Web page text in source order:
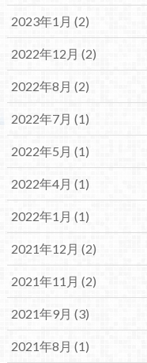
2023年1月 (2)
2022年12月 (2)
2022年8月 (2)
2022年7月 (1)
2022年5月 (1)
2022年4月 (1)
2022年1月 (1)
2021年12月 (2)
2021年11月 (2)
2021年9月 (3)
2021年8月 (1)